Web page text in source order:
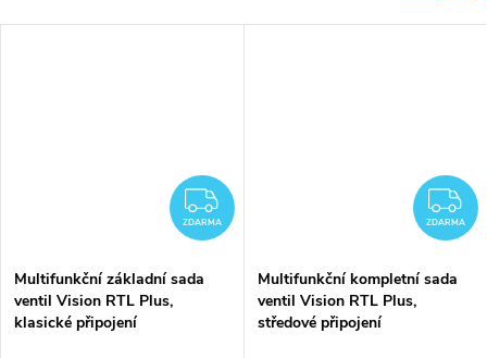
ZDARMA
ZDARMA
Multifunkční základní sada
ventil Vision RTL Plus,
klasické připojení
ZDARMA
Multifunkční kompletní sada
ventil Vision RTL Plus,
středové připojení